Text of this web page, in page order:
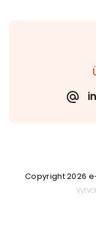
Copyright 2026